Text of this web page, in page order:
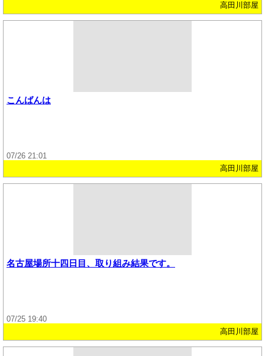
高田川部屋
こんばんは
07/26 21:01
高田川部屋
名古屋場所十四日目、取り組み結果です。
07/25 19:40
高田川部屋